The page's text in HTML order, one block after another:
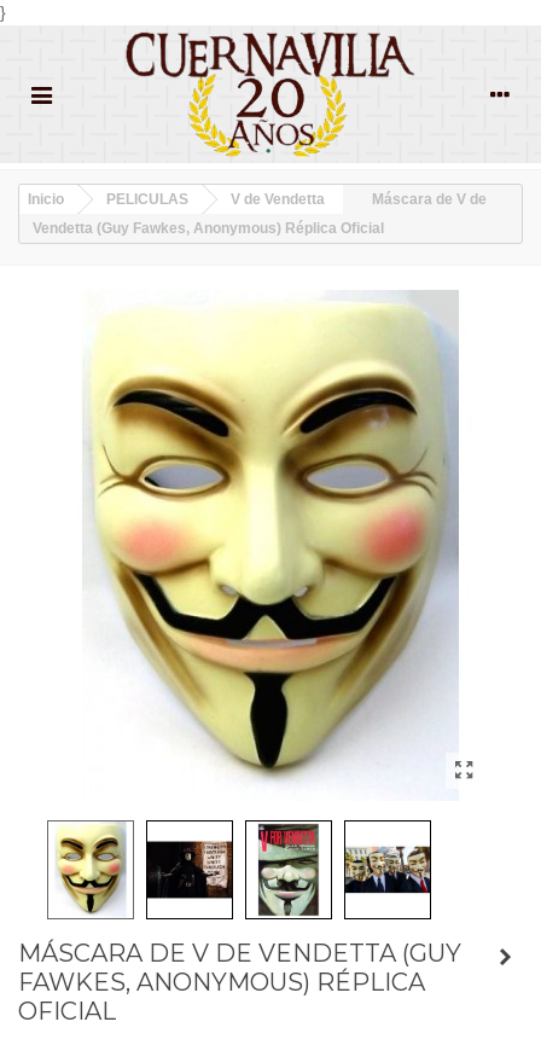
}
Inicio PELICULAS V de Vendetta
Máscara de V de
Vendetta (Guy Fawkes, Anonymous) Réplica Oficial
MÁSCARA DE V DE VENDETTA (GUY
FAWKES, ANONYMOUS) RÉPLICA
OFICIAL